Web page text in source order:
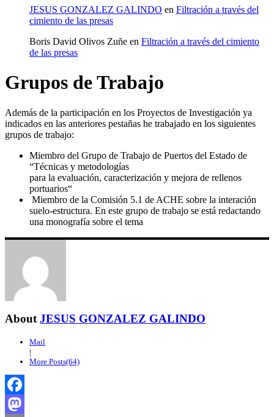
JESUS GONZALEZ GALINDO en Filtración a través del
cimiento de las presas
Boris David Olivos Zuñe en Filtración a través del cimiento
de las presas
Grupos de Trabajo
Además de la participación en los Proyectos de Investigación ya
indicados en las anteriores pestañas he trabajado en los siguientes
grupos de trabajo:
Miembro del Grupo de Trabajo de Puertos del Estado de
“Técnicas y metodologías
para la evaluación, caracterización y mejora de rellenos
portuarios“
Miembro de la Comisión 5.1 de ACHE sobre la interación
suelo-estructura. En este grupo de trabajo se está redactando
una monografía sobre el tema
AboutJESUS GONZALEZ GALINDO
Mail
|
More Posts(64)
Facebook